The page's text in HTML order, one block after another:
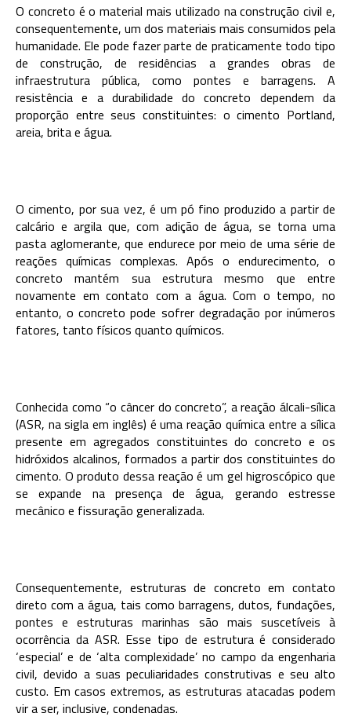
O concreto é o material mais utilizado na construção civil e,
consequentemente, um dos materiais mais consumidos pela
humanidade. Ele pode fazer parte de praticamente todo tipo
de construção, de residências a grandes obras de
infraestrutura pública, como pontes e barragens. A
resistência e a durabilidade do concreto dependem da
proporção entre seus constituintes: o cimento Portland,
areia, brita e água.
O cimento, por sua vez, é um pó fino produzido a partir de
calcário e argila que, com adição de água, se torna uma
pasta aglomerante, que endurece por meio de uma série de
reações químicas complexas. Após o endurecimento, o
concreto mantém sua estrutura mesmo que entre
novamente em contato com a água. Com o tempo, no
entanto, o concreto pode sofrer degradação por inúmeros
fatores, tanto físicos quanto químicos.
Conhecida como “o câncer do concreto”, a reação álcali-sílica
(ASR, na sigla em inglês) é uma reação química entre a sílica
presente em agregados constituintes do concreto e os
hidróxidos alcalinos, formados a partir dos constituintes do
cimento. O produto dessa reação é um gel higroscópico que
se expande na presença de água, gerando estresse
mecânico e fissuração generalizada.
Consequentemente, estruturas de concreto em contato
direto com a água, tais como barragens, dutos, fundações,
pontes e estruturas marinhas são mais suscetíveis à
ocorrência da ASR. Esse tipo de estrutura é considerado
‘especial’ e de ‘alta complexidade’ no campo da engenharia
civil, devido a suas peculiaridades construtivas e seu alto
custo. Em casos extremos, as estruturas atacadas podem
vir a ser, inclusive, condenadas.